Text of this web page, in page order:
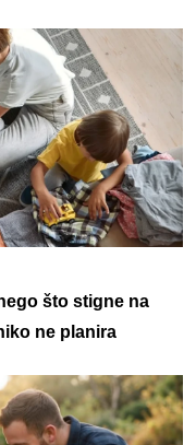
što stigne na
ne planira